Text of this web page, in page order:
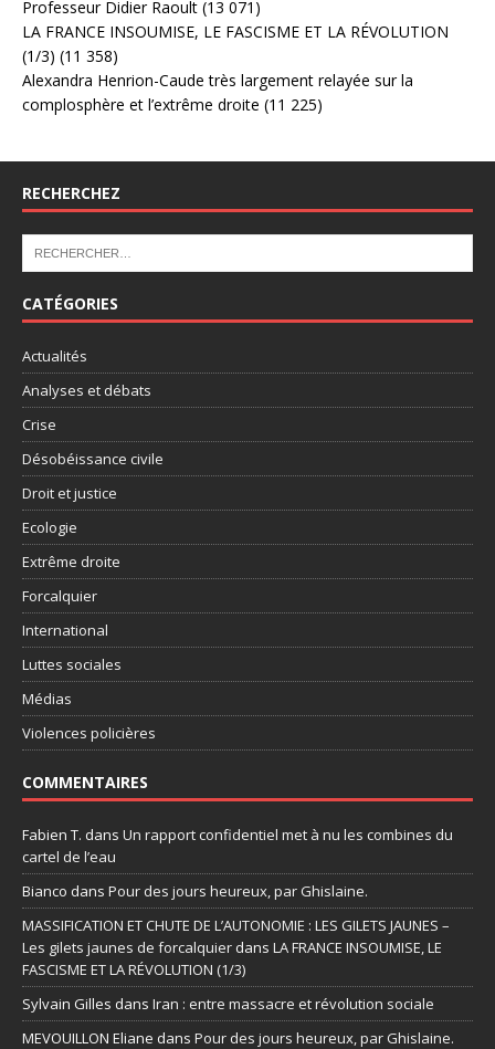
Professeur Didier Raoult (13 071)
LA FRANCE INSOUMISE, LE FASCISME ET LA RÉVOLUTION
(1/3) (11 358)
Alexandra Henrion-Caude très largement relayée sur la
complosphère et l’extrême droite (11 225)
RECHERCHEZ
CATÉGORIES
Actualités
Analyses et débats
Crise
Désobéissance civile
Droit et justice
Ecologie
Extrême droite
Forcalquier
International
Luttes sociales
Médias
Violences policières
COMMENTAIRES
Fabien T. dans Un rapport confidentiel met à nu les combines du
cartel de l’eau
Bianco dans Pour des jours heureux, par Ghislaine.
MASSIFICATION ET CHUTE DE L’AUTONOMIE : LES GILETS JAUNES –
Les gilets jaunes de forcalquier dans LA FRANCE INSOUMISE, LE
FASCISME ET LA RÉVOLUTION (1/3)
Sylvain Gilles dans Iran : entre massacre et révolution sociale
MEVOUILLON Eliane dans Pour des jours heureux, par Ghislaine.